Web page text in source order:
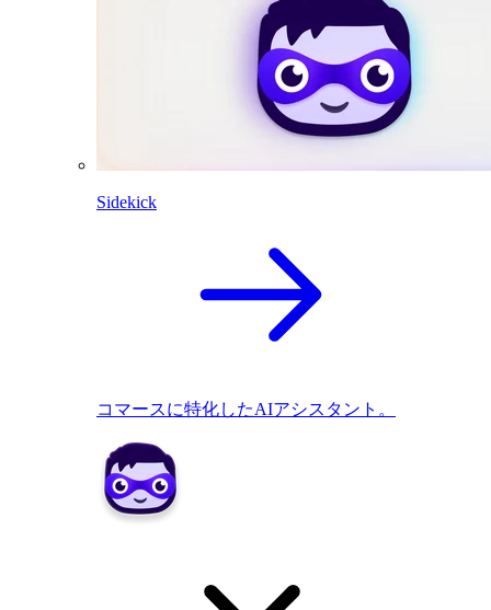
Sidekick
コマースに特化したAIアシスタント。